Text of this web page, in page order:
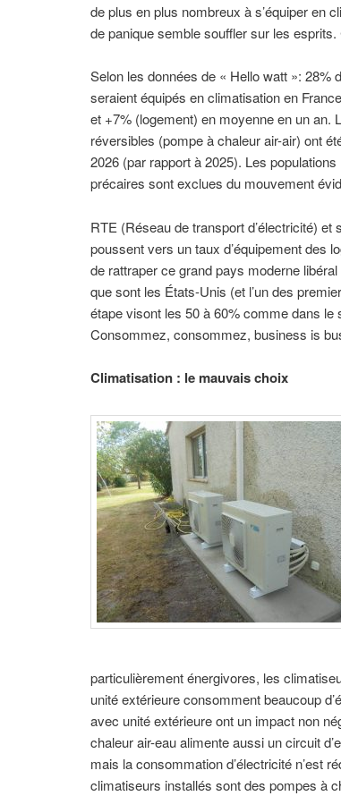
de plus en plus nombreux à s’équiper en
de panique semble souffler sur les
Selon les données de « Hello watt »:
seraient équipés en climatisation en
et +7% (logement) en moyenne en un an.
réversibles (pompe à chaleur air-air) ont
2026 (par rapport à 2025). Les
précaires sont exclues du mouvement
RTE (Réseau de transport d’électricité)
poussent vers un taux d’équipement des
de rattraper ce grand pays moderne
que sont les États-Unis (et l’un des
étape visont les 50 à 60% comme dans le
Consommez, consommez, business is
Climatisation : le mauvais choix
particulièrement énergivores, les
unité extérieure consomment beaucoup
avec unité extérieure ont un impact non
chaleur air-eau alimente aussi un circuit
mais la consommation d’électricité n’est
climatiseurs installés sont des pompes à